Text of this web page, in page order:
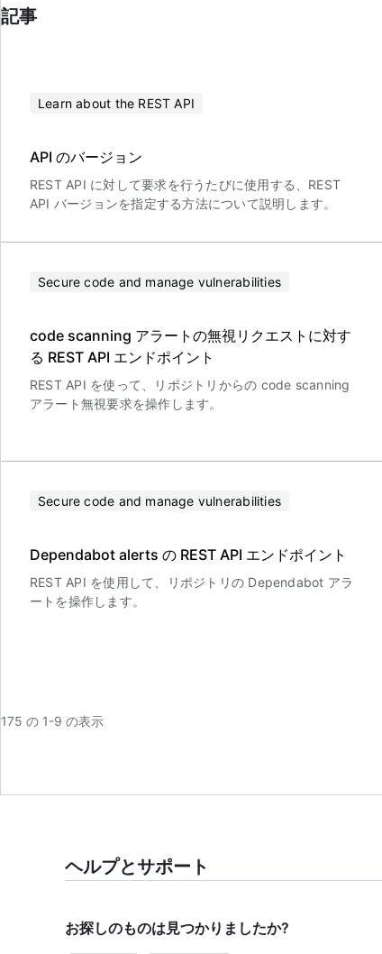
記事
Learn about the REST API
API のバージョン
REST API に対して要求を行うたびに使用する、REST
API バージョンを指定する方法について説明します。
Secure code and manage vulnerabilities
code scanning アラートの無視リクエストに対す
る REST API エンドポイント
REST API を使って、リポジトリからの code scanning
アラート無視要求を操作します。
Secure code and manage vulnerabilities
Dependabot alerts の REST API エンドポイント
REST API を使用して、リポジトリの Dependabot アラ
ートを操作します。
175 の 1-9 の表示
ヘルプとサポート
お探しのものは見つかりましたか?